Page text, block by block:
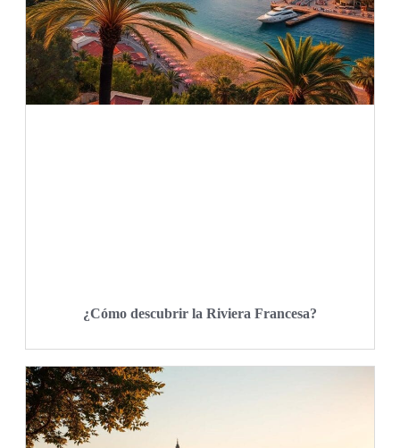
¿Cómo descubrir la Riviera Francesa?